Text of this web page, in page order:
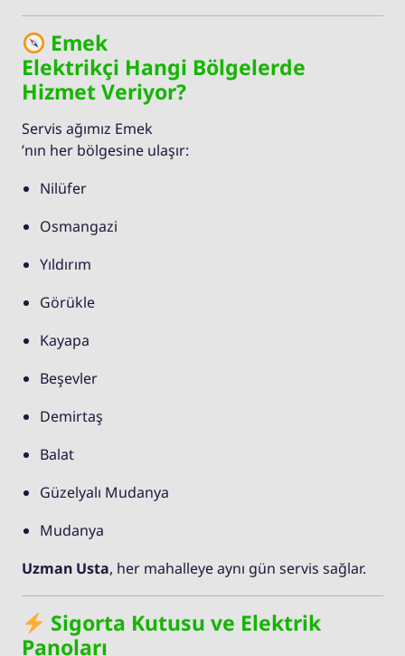
Emek
Elektrikçi Hangi Bölgelerde
Hizmet Veriyor?
Servis ağımız Emek
’nın her bölgesine ulaşır:
Nilüfer
Osmangazi
Yıldırım
Görükle
Kayapa
Beşevler
Demirtaş
Balat
Güzelyalı Mudanya
Mudanya
Uzman Usta, her mahalleye aynı gün servis sağlar.
Sigorta Kutusu ve Elektrik
Panoları